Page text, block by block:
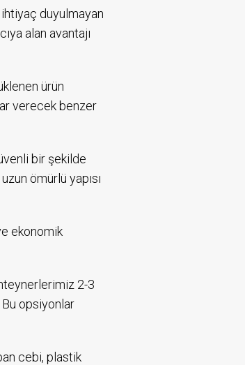
duyulmayan
alan avantajı
ürün
verecek benzer
bir şekilde
ömürlü yapısı
ekonomik
2-3
Bu opsiyonlar
cebi, plastik